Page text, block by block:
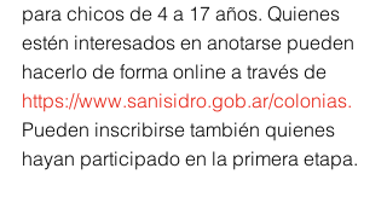
para chicos de 4 a 17 años. Quienes
estén interesados en anotarse pueden
hacerlo de forma online a través de
https://www.sanisidro.gob.ar/colonias.
Pueden inscribirse también quienes
hayan participado en la primera etapa.